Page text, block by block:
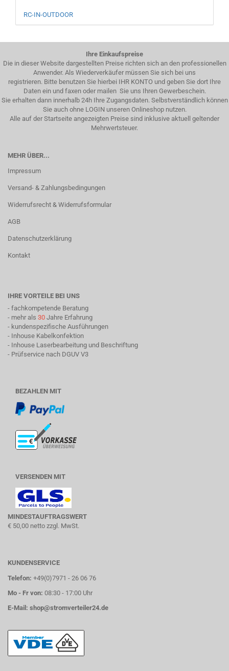
RC-IN-OUTDOOR
Ihre Einkaufspreise
Die in dieser Website dargestellten Preise richten sich an den professionellen
Anwender. Als Wiederverkäufer müssen Sie sich bei uns
registrieren. Bitte benutzen Sie hierbei IHR KONTO und geben Sie dort Ihre
Daten ein und faxen oder mailen Sie uns Ihren Gewerbeschein.
Sie erhalten dann innerhalb 24h Ihre Zugangsdaten. Selbstverständlich können
Sie auch ohne LOGIN unseren Onlineshop nutzen.
Alle auf der Startseite angezeigten Preise sind inklusive aktuell geltender
Mehrwertsteuer.
MEHR ÜBER...
Impressum
Versand- & Zahlungsbedingungen
Widerrufsrecht & Widerrufsformular
AGB
Datenschutzerklärung
Kontakt
IHRE VORTEILE BEI UNS
- fachkompetende Beratung
- mehr als 30 Jahre Erfahrung
- kundenspezifische Ausführungen
- Inhouse Kabelkonfektion
- Inhouse Laserbearbeitung und Beschriftung
- Prüfservice nach DGUV V3
BEZAHLEN MIT
VERSENDEN MIT
MINDESTAUFTRAGSWERT
€ 50,00 netto zzgl. MwSt.
KUNDENSERVICE
Telefon: +49(0)7971 - 26 06 76
Mo - Fr von: 08:30 - 17:00 Uhr
E-Mail: shop@stromverteiler24.de